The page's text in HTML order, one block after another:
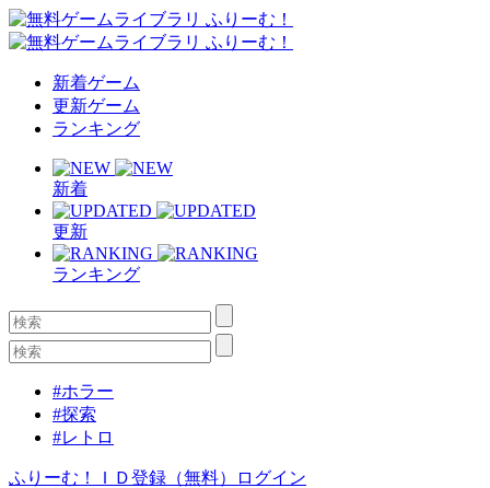
新着ゲーム
更新ゲーム
ランキング
新着
更新
ランキング
#ホラー
#探索
#レトロ
ふりーむ！ＩＤ登録（無料） ログイン